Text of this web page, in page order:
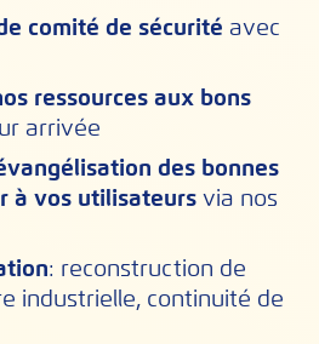
comité de sécurité avec
ressources aux bons
arrivée
des bonnes
à vos utilisateurs via nos
: reconstruction de
industrielle, continuité de